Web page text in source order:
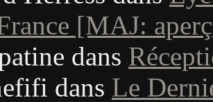
[MAJ:
dans
dans Le